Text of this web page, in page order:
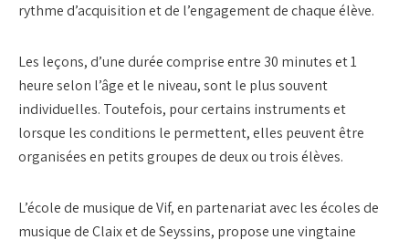
rythme d’acquisition et de l’engagement de chaque élève.
Les leçons, d’une durée comprise entre 30 minutes et 1
heure selon l’âge et le niveau, sont le plus souvent
individuelles. Toutefois, pour certains instruments et
lorsque les conditions le permettent, elles peuvent être
organisées en petits groupes de deux ou trois élèves.
L’école de musique de Vif, en partenariat avec les écoles de
musique de Claix et de Seyssins, propose une vingtaine